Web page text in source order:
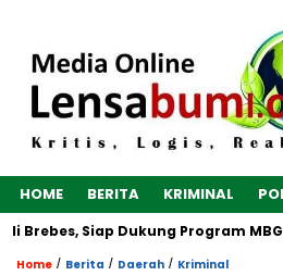
HOME BERITA KRIMINAL
Siap Dukung Program MBG
Home / Berita / Daerah / Kriminal